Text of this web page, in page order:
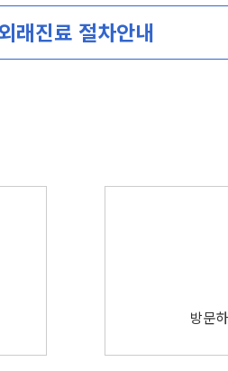
래진료 절차안내
방문